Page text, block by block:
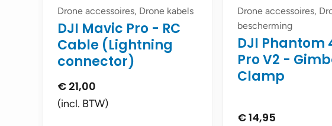
Drone accessoires, Drone kabels
DJI Mavic Pro - RC
Cable (Lightning
connector)
€ 21,00
(incl. BTW)
Drone accessoires,
bescherming
DJI Phantom
Pro V2 -
Clamp
€14,95